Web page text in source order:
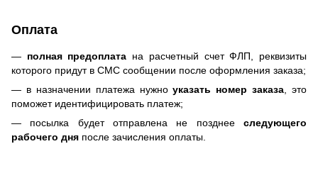
Оплата
— полная предоплата на расчетный счет ФЛП, реквизиты
которого придут в СМС сообщении после оформления заказа;
— в назначении платежа нужноуказать номер заказа, это
поможет идентифицировать платеж;
— посылка будет отправлена не позднее следующего
рабочего дня после зачисления оплаты.